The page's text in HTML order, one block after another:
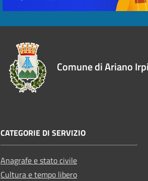
Comune di Ariano
CATEGORIE DI SERVIZIO
Anagrafe e stato civile
Cultura e tempo libero